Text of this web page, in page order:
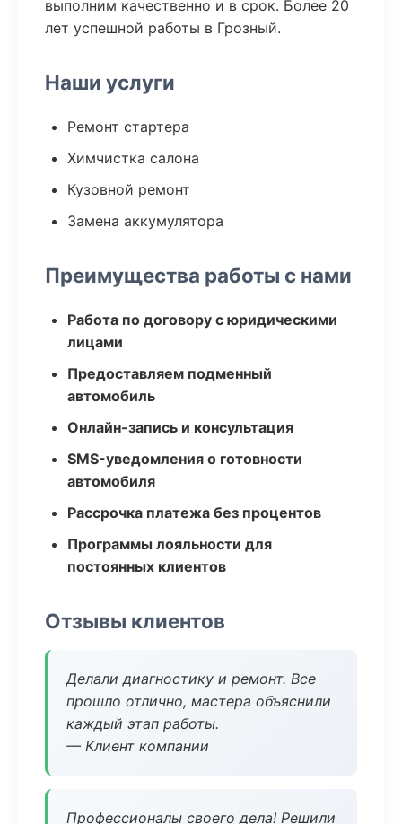
выполним качественно и в срок. Более 20
лет успешной работы в Грозный.
Наши услуги
Ремонт стартера
Химчистка салона
Кузовной ремонт
Замена аккумулятора
Преимущества работы с нами
Работа по договору с юридическими
лицами
Предоставляем подменный
автомобиль
Онлайн-запись и консультация
SMS-уведомления о готовности
автомобиля
Рассрочка платежа без процентов
Программы лояльности для
постоянных клиентов
Отзывы клиентов
Делали диагностику и ремонт. Все
прошло отлично, мастера объяснили
каждый этап работы.
— Клиент компании
Профессионалы своего дела! Решили